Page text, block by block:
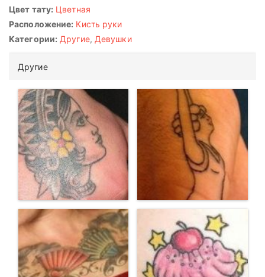
Цвет тату: Цветная
Расположение: Кисть руки
Категории: Другие, Девушки
Другие